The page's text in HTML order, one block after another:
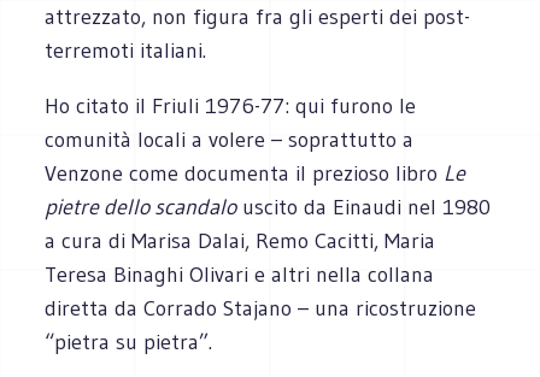
attrezzato, non figura fra gli esperti dei post-
terremoti italiani.
Ho citato il Friuli 1976-77: qui furono le
comunità locali a volere – soprattutto a
Venzone come documenta il prezioso libro Le
pietre dello scandalouscito da Einaudi nel 1980
a cura di Marisa Dalai, Remo Cacitti, Maria
Teresa Binaghi Olivari e altri nella collana
diretta da Corrado Stajano – una ricostruzione
“pietra su pietra”.